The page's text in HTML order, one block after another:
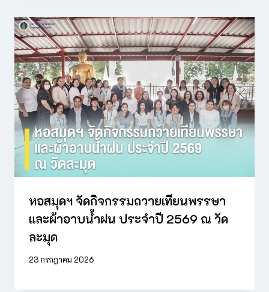
หอสมุดฯ จัดกิจกรรมถวายเทียนพรรษา
และผ้าอาบน้ำฝน ประจำปี 2569 ณ วัด
ละมุด
23 กรกฎาคม 2026